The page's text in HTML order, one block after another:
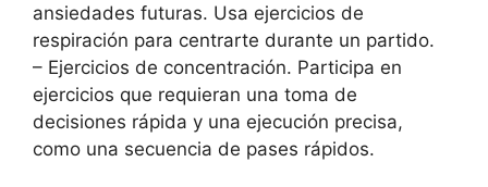
ansiedades futuras. Usa ejercicios de
respiración para centrarte durante un partido.
– Ejercicios de concentración. Participa en
ejercicios que requieran una toma de
decisiones rápida y una ejecución precisa,
como una secuencia de pases rápidos.